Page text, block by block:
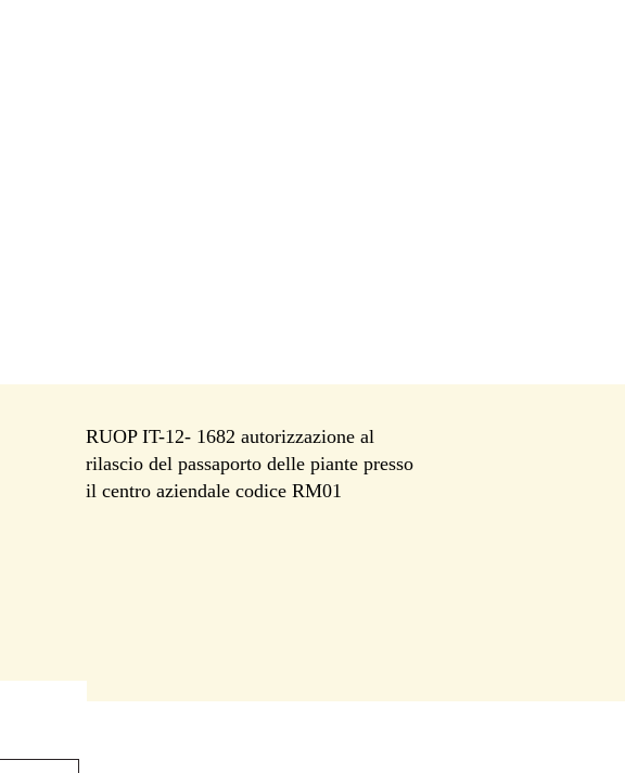
RUOP IT-12- 1682 autorizzazione al
rilascio del passaporto delle piante presso
il centro aziendale codice RM01